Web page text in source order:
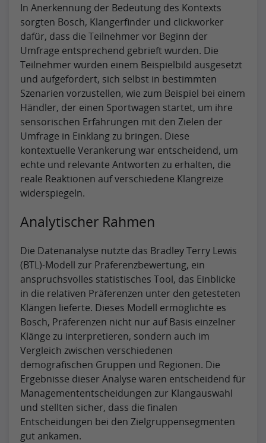
In Anerkennung der Bedeutung des Kontexts
sorgten Bosch, Klangerfinder und clickworker
dafür, dass die Teilnehmer vor Beginn der
Umfrage entsprechend gebrieft wurden. Die
Teilnehmer wurden einem Beispielbild ausgesetzt
und aufgefordert, sich selbst in bestimmten
Szenarien vorzustellen, wie zum Beispiel bei einem
Händler, der einen Sportwagen startet, um ihre
sensorischen Erfahrungen mit den Zielen der
Umfrage in Einklang zu bringen. Diese
kontextuelle Verankerung war entscheidend, um
echte und relevante Antworten zu erhalten, die
reale Reaktionen auf verschiedene Klangreize
widerspiegeln.
Analytischer Rahmen
Die Datenanalyse nutzte das Bradley Terry Lewis
(BTL)-Modell zur Präferenzbewertung, ein
anspruchsvolles statistisches Tool, das Einblicke
in die relativen Präferenzen unter den getesteten
Klängen lieferte. Dieses Modell ermöglichte es
Bosch, Präferenzen nicht nur auf Basis einzelner
Klänge zu interpretieren, sondern auch im
Vergleich zwischen verschiedenen
demografischen Gruppen und Regionen. Die
Ergebnisse dieser Analyse waren entscheidend für
Managemententscheidungen zur Klangauswahl
und stellten sicher, dass die finalen
Entscheidungen bei den Zielgruppensegmenten
gut ankamen.